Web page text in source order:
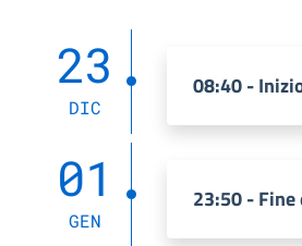
23
DIC
08:40 -
01
GEN
23:50 - Fine